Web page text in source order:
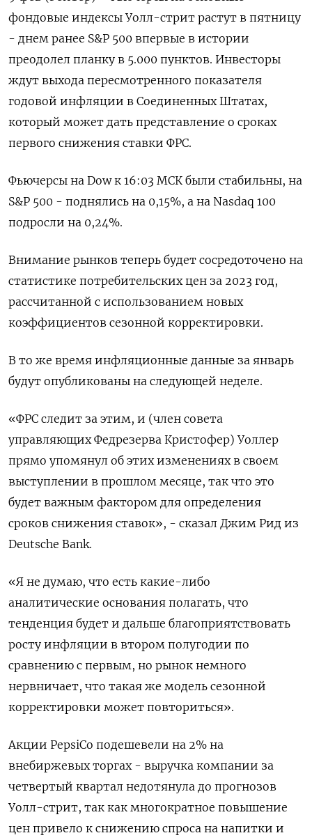
фондовые индексы Уолл-стрит растут в пятницу
- днем ранее S&P 500 впервые в истории
преодолел планку в 5.000 пунктов. Инвесторы
ждут выхода пересмотренного показателя
годовой инфляции в Соединенных Штатах,
который может дать представление о сроках
первого снижения ставки ФРС.
Фьючерсы на Dow к 16:03 МСК были стабильны, на
S&P 500 - поднялись на 0,15%, а на Nasdaq 100
подросли на 0,24%.
Внимание рынков теперь будет сосредоточено на
статистике потребительских цен за 2023 год,
рассчитанной с использованием новых
коэффициентов сезонной корректировки.
В то же время инфляционные данные за январь
будут опубликованы на следующей неделе.
«ФРС следит за этим, и (член совета
управляющих Федрезерва Кристофер) Уоллер
прямо упомянул об этих изменениях в своем
выступлении в прошлом месяце, так что это
будет важным фактором для определения
сроков снижения ставок», - сказал Джим Рид из
Deutsche Bank.
«Я не думаю, что есть какие-либо
аналитические основания полагать, что
тенденция будет и дальше благоприятствовать
росту инфляции в втором полугодии по
сравнению с первым, но рынок немного
нервничает, что такая же модель сезонной
корректировки может повториться».
Акции PepsiCo подешевели на 2% на
внебиржевых торгах - выручка компании за
четвертый квартал недотянула до прогнозов
Уолл-стрит, так как многократное повышение
цен привело к снижению спроса на напитки и